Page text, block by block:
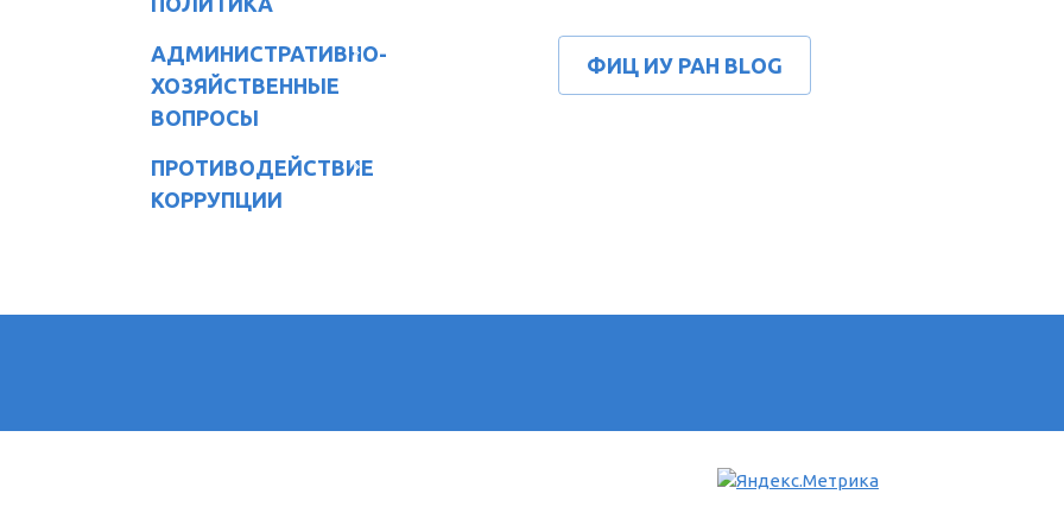
АДМИНИСТРАТИВНО-
ХОЗЯЙСТВЕННЫЕ
ВОПРОСЫ
ПРОТИВОДЕЙСТВИЕ
КОРРУПЦИИ
ФИЦ ИУ РАН BLOG